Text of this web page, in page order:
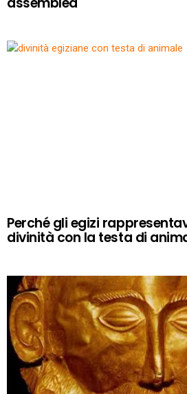
Perché gli egizi
divinità con la testa di